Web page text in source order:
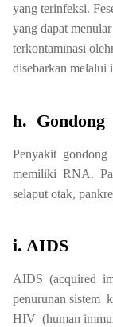
yang terinfeksi.
yang dapat
terkontaminasi
disebarkan melalui
h. Gondong
Penyakit gondong
memiliki RNA.
selaput otak,
i. AIDS
AIDS (acquired
penurunan sistem
HIV (human